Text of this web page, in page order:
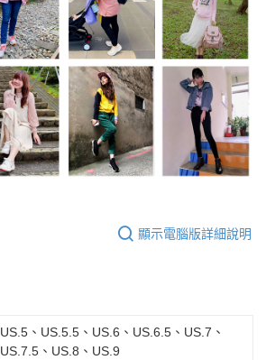
顯示電腦版詳細說明
US.5、US.5.5、US.6、US.6.5、US.7、
US.7.5、US.8、US.9